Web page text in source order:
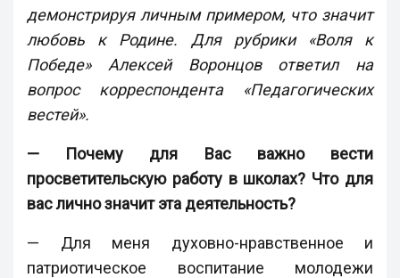
демонстрируя личным примером, что значит
любовь к Родине. Для рубрики «Воля к
Победе» Алексей Воронцов ответил на
вопрос корреспондента «Педагогических
вестей».
— Почему для Вас важно вести
просветительскую работу в школах? Что для
вас лично значит эта деятельность?
— Для меня духовно-нравственное и
патриотическое воспитание молодежи